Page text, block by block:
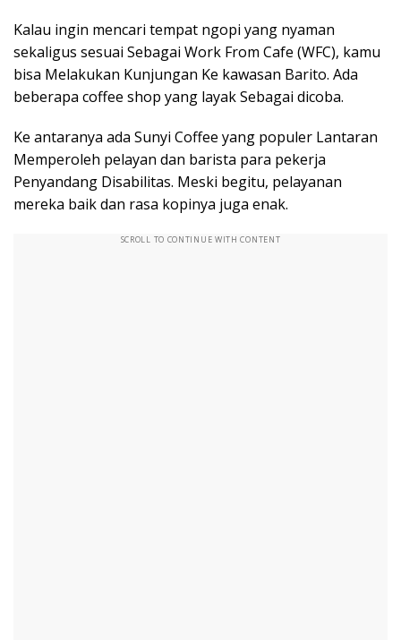
Kalau ingin mencari tempat ngopi yang nyaman
sekaligus sesuai Sebagai Work From Cafe (WFC), kamu
bisa Melakukan Kunjungan Ke kawasan Barito. Ada
beberapa coffee shop yang layak Sebagai dicoba.
Ke antaranya ada Sunyi Coffee yang populer Lantaran
Memperoleh pelayan dan barista para pekerja
Penyandang Disabilitas. Meski begitu, pelayanan
mereka baik dan rasa kopinya juga enak.
SCROLL TO CONTINUE WITH CONTENT